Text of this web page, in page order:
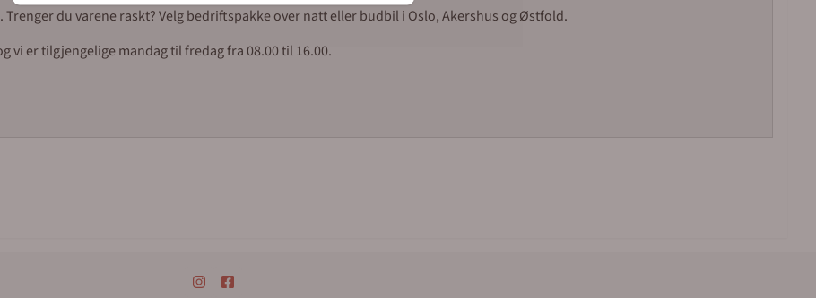
du varene raskt? Velg bedriftspakke over natt eller budbil i Oslo, Akershus og Østfold.
vi er tilgjengelige mandag til fredag fra 08.00 til 16.00.